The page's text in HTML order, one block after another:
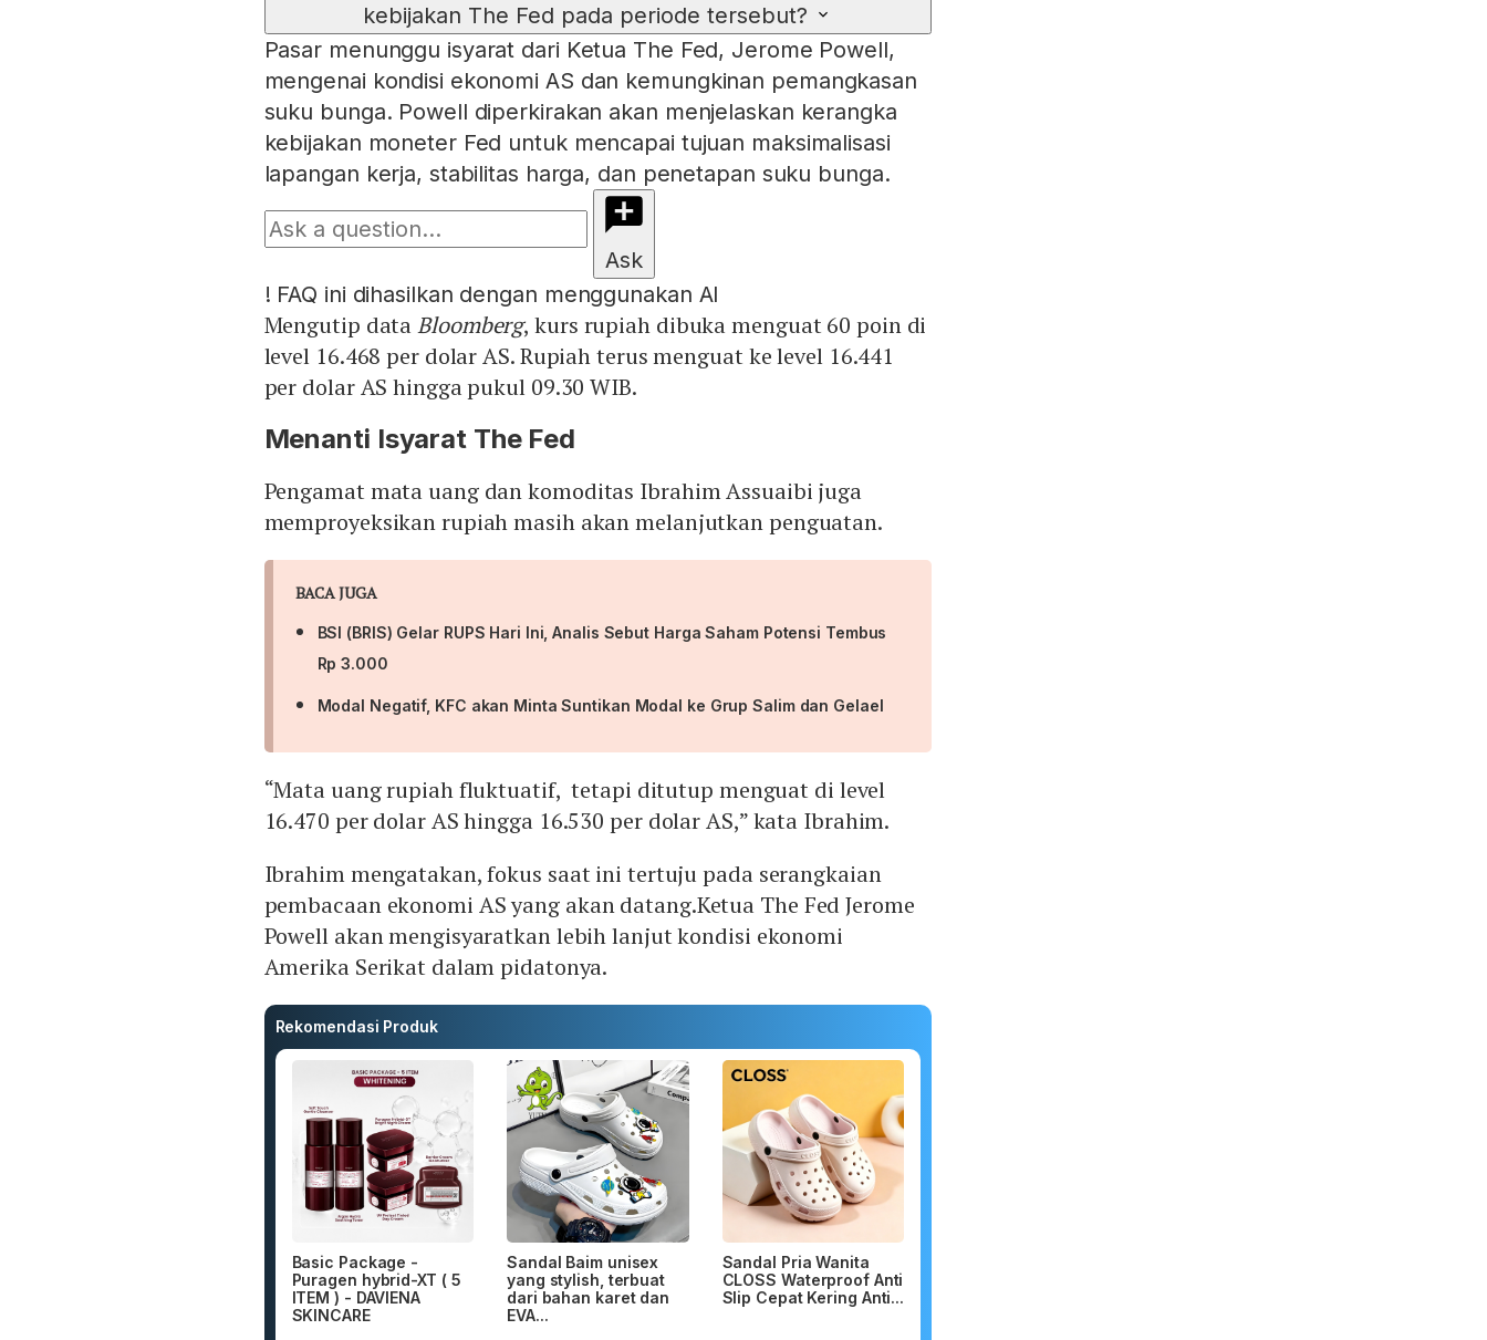
kebijakan The Fed pada periode tersebut?
Pasar menunggu isyarat dari Ketua The Fed, Jerome Powell,
mengenai kondisi ekonomi AS dan kemungkinan pemangkasan
suku bunga. Powell diperkirakan akan menjelaskan kerangka
kebijakan moneter Fed untuk mencapai tujuan maksimalisasi
lapangan kerja, stabilitas harga, dan penetapan suku bunga.
Ask
! FAQ ini dihasilkan dengan menggunakan AI
Mengutip dataBloomberg, kurs rupiah dibuka menguat 60 poin di
level 16.468 per dolar AS. Rupiah terus menguat ke level 16.441
per dolar AS hingga pukul 09.30 WIB.
Menanti Isyarat The Fed
Pengamat mata uang dan komoditas Ibrahim Assuaibi juga
memproyeksikan rupiah masih akan melanjutkan penguatan.
BACA JUGA
BSI (BRIS) Gelar RUPS Hari Ini, Analis Sebut Harga Saham Potensi Tembus
Rp 3.000
Modal Negatif, KFC akan Minta Suntikan Modal ke Grup Salim dan Gelael
“Mata uang rupiah fluktuatif, tetapi ditutup menguat di level
16.470 per dolar AS hingga 16.530 per dolar AS,” kata Ibrahim.
Ibrahim mengatakan, fokus saat ini tertuju pada serangkaian
pembacaan ekonomi AS yang akan datang.Ketua The Fed Jerome
Powell akan mengisyaratkan lebih lanjut kondisi ekonomi
Amerika Serikat dalam pidatonya.
Rekomendasi Produk
Basic Package -
Puragen hybrid-XT ( 5
ITEM ) - DAVIENA
SKINCARE
Sandal Baim unisex
yang stylish, terbuat
dari bahan karet dan
EVA...
Sandal Pria Wanita
CLOSS Waterproof Anti
Slip Cepat Kering Anti...